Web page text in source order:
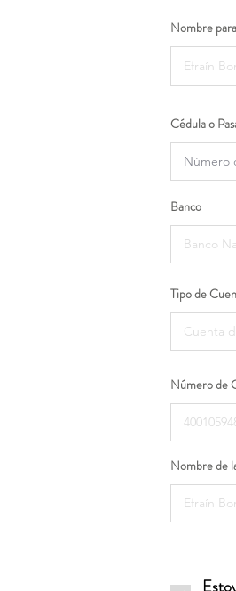
Nombre
Cédula o
Banco
Tipo de
Número de
Nombre de